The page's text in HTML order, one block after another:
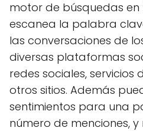
motor de búsquedas
escanea la palabra
las conversaciones de
diversas plataformas
redes sociales,
otros sitios. Además
sentimientos para una
número de menciones, y